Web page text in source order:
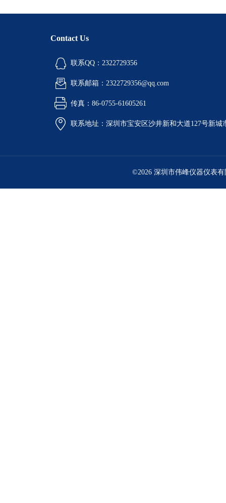
Contact Us
联系QQ：2322729356
联系邮箱：2322729356@qq.com
传真：86-0755-61605261
联系地址：深圳市宝安区沙井新和大道127号新城
©2026 深圳市伟峰仪器仪表